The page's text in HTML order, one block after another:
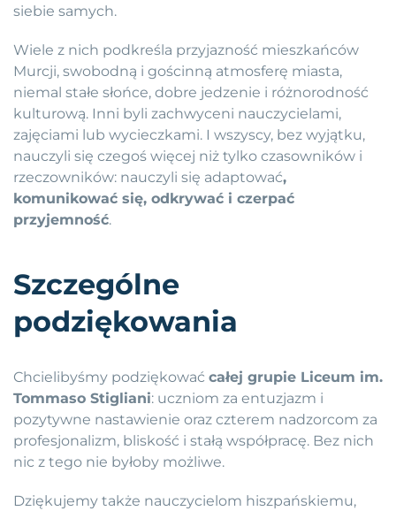
siebie samych.
Wiele z nich podkreśla przyjazność mieszkańców
Murcji, swobodną i gościnną atmosferę miasta,
niemal stałe słońce, dobre jedzenie i różnorodność
kulturową. Inni byli zachwyceni nauczycielami,
zajęciami lub wycieczkami. I wszyscy, bez wyjątku,
nauczyli się czegoś więcej niż tylko czasowników i
rzeczowników: nauczyli się adaptować,
komunikować się, odkrywać i czerpać
przyjemność.
Szczególne
podziękowania
Chcielibyśmy podziękować całej grupie Liceum im.
Tommaso Stigliani: uczniom za entuzjazm i
pozytywne nastawienie oraz czterem nadzorcom za
profesjonalizm, bliskość i stałą współpracę. Bez nich
nic z tego nie byłoby możliwe.
Dziękujemy także nauczycielom hiszpańskiemu,